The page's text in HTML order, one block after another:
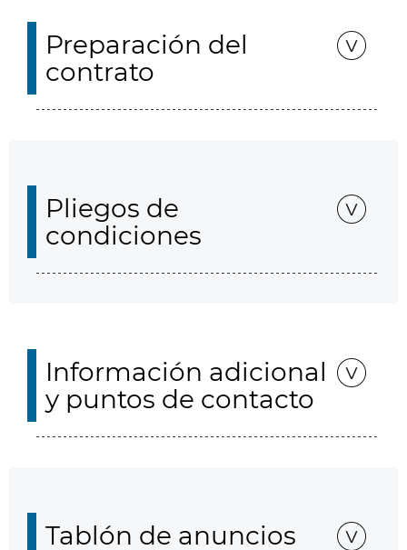
Preparación del
contrato
Pliegos de
condiciones
Información adicional
y puntos de contacto
Tablón de anuncios